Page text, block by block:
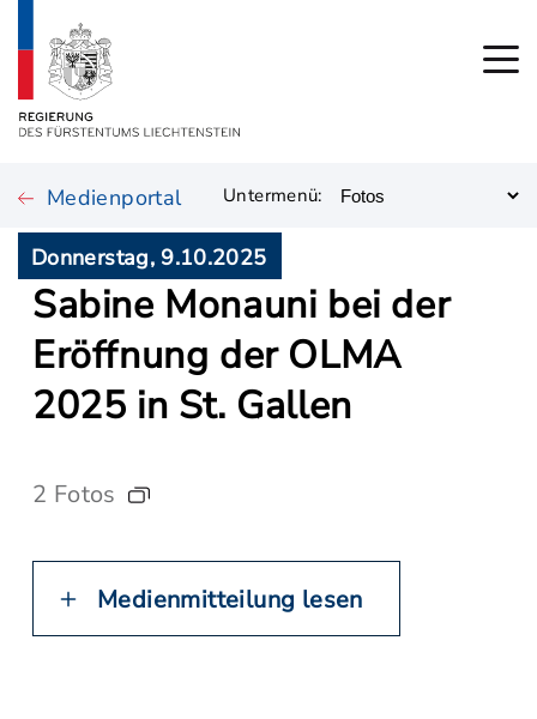
Medienportal Untermenü:
Donnerstag, 9.10.2025
Sabine Monauni bei der
Eröffnung der OLMA
2025 in St. Gallen
2 Fotos
Medienmitteilung lesen